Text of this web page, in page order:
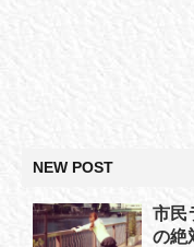
NEW POST
市民
の絶